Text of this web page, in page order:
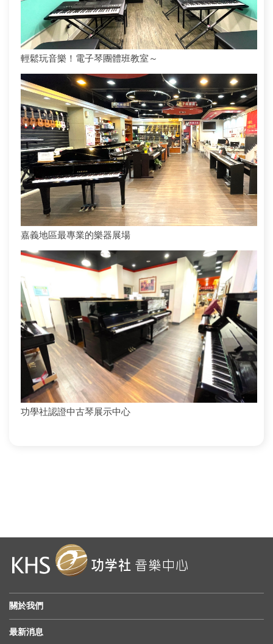
輕鬆玩音樂！電子琴團體班教室～
嘉義地區最專業的樂器展場
功學社認證中古琴展示中心
關於我們
最新消息